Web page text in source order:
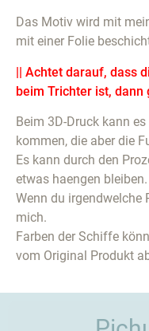
Das Motiv wird mit
mit einer Folie
|| Achtet darauf, dass
beim Trichter ist, dann
Beim 3D-Druck kann
kommen, die aber die
Es kann durch den
etwas haengen bleiben.
Wenn du irgendwelche
mich.
Farben der Schiffe
vom Original Produkt